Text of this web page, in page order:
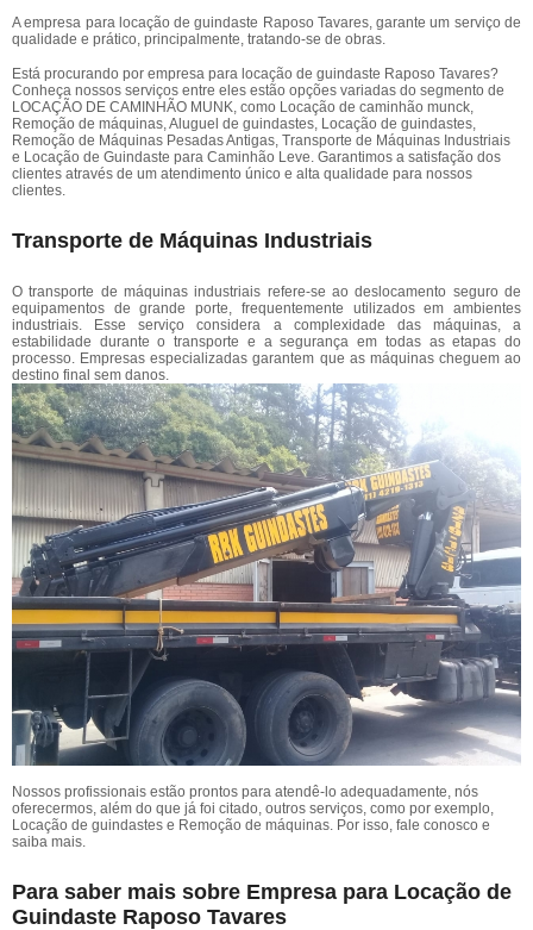
A empresa para locação de guindaste Raposo Tavares, garante um serviço de
qualidade e prático, principalmente, tratando-se de obras.
Está procurando por empresa para locação de guindaste Raposo Tavares?
Conheça nossos serviços entre eles estão opções variadas do segmento de
LOCAÇÃO DE CAMINHÃO MUNK, como Locação de caminhão munck,
Remoção de máquinas, Aluguel de guindastes, Locação de guindastes,
Remoção de Máquinas Pesadas Antigas, Transporte de Máquinas Industriais
e Locação de Guindaste para Caminhão Leve. Garantimos a satisfação dos
clientes através de um atendimento único e alta qualidade para nossos
clientes.
Transporte de Máquinas Industriais
O transporte de máquinas industriais refere-se ao deslocamento seguro de
equipamentos de grande porte, frequentemente utilizados em ambientes
industriais. Esse serviço considera a complexidade das máquinas, a
estabilidade durante o transporte e a segurança em todas as etapas do
processo. Empresas especializadas garantem que as máquinas cheguem ao
destino final sem danos.
Nossos profissionais estão prontos para atendê-lo adequadamente, nós
oferecermos, além do que já foi citado, outros serviços, como por exemplo,
Locação de guindastes e Remoção de máquinas. Por isso, fale conosco e
saiba mais.
Para saber mais sobre Empresa para Locação de
Guindaste Raposo Tavares